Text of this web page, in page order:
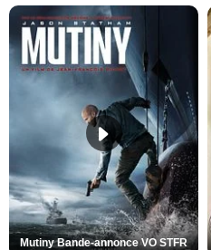
Mutiny Bande-annonce VO STFR